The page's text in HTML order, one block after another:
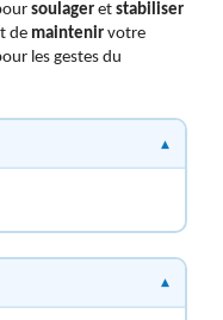
soulager et stabiliser
de maintenir votre
les gestes du